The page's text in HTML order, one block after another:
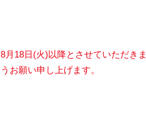
18日(火)以降とさせていただき
お願い申し上げます。